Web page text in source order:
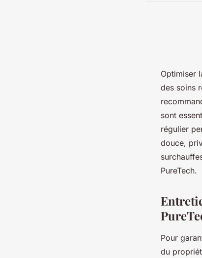
Optimiser
des soins
sont
régulier
douce,
PureTech.
Pour
du